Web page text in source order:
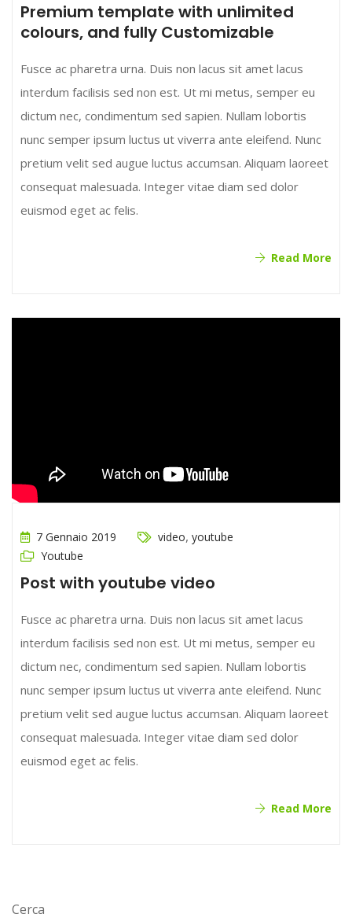
Premium template with unlimited
colours, and fully Customizable
Fusce ac pharetra urna. Duis non lacus sit amet lacus
interdum facilisis sed non est. Ut mi metus, semper eu
dictum nec, condimentum sed sapien. Nullam lobortis
nunc semper ipsum luctus ut viverra ante eleifend. Nunc
pretium velit sed augue luctus accumsan. Aliquam laoreet
consequat malesuada. Integer vitae diam sed dolor
euismod eget ac felis.
Read More
7 Gennaio 2019 video, youtube
Youtube
Post with youtube video
Fusce ac pharetra urna. Duis non lacus sit amet lacus
interdum facilisis sed non est. Ut mi metus, semper eu
dictum nec, condimentum sed sapien. Nullam lobortis
nunc semper ipsum luctus ut viverra ante eleifend. Nunc
pretium velit sed augue luctus accumsan. Aliquam laoreet
consequat malesuada. Integer vitae diam sed dolor
euismod eget ac felis.
Read More
Cerca